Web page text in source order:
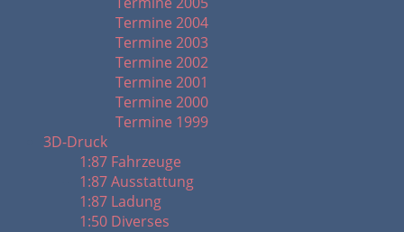
Termine 2004
Termine 2003
Termine 2002
Termine 2001
Termine 2000
Termine 1999
3D-Druck
1:87 Fahrzeuge
1:87 Ausstattung
1:87 Ladung
1:50 Diverses